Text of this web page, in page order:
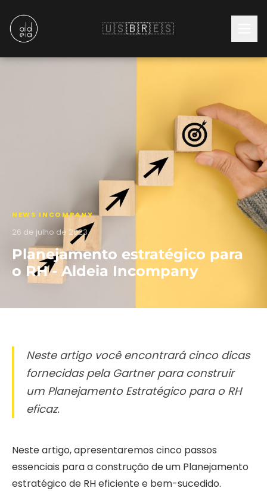
🇺🇸🇧🇷🇪🇸
NEWS INCOMPANY
26 de julho de 2023
Planejamento estratégico para
o RH - Aldeia Incompany
Neste artigo você encontrará cinco dicas
fornecidas pela Gartner para construir
um Planejamento Estratégico para o RH
eficaz.
Neste artigo, apresentaremos cinco passos
essenciais para a construção de um Planejamento
estratégico de RH eficiente e bem-sucedido.